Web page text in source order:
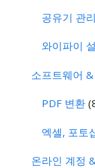
공유기 관리
와이파이
소프트웨어
PDF 변환
엑셀, 포토
온라인 계정